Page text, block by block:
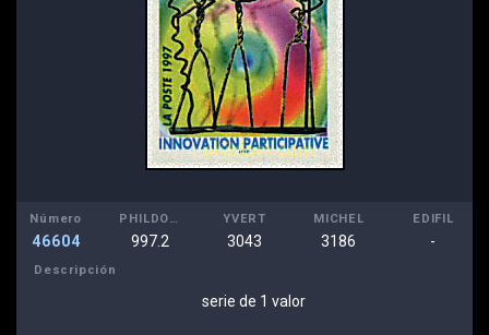
Número
46604
PHILDOM
997.2
YVERT
3043
MICHEL
3186
EDIFIL
-
Descripción
serie de 1 valor